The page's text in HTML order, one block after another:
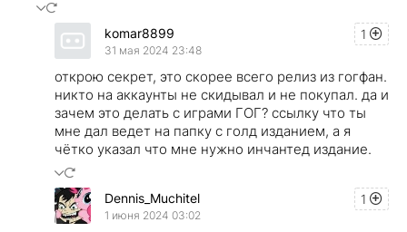
1
komar8899
31 мая 2024 23:48
открою секрет, это скорее всего релиз из гогфан.
никто на аккаунты не скидывал и не покупал. да и
зачем это делать с играми ГОГ? ссылку что ты
мне дал ведет на папку с голд изданием, а я
чётко указал что мне нужно инчантед издание.
1
Dennis_Muchitel
1 июня 2024 03:02